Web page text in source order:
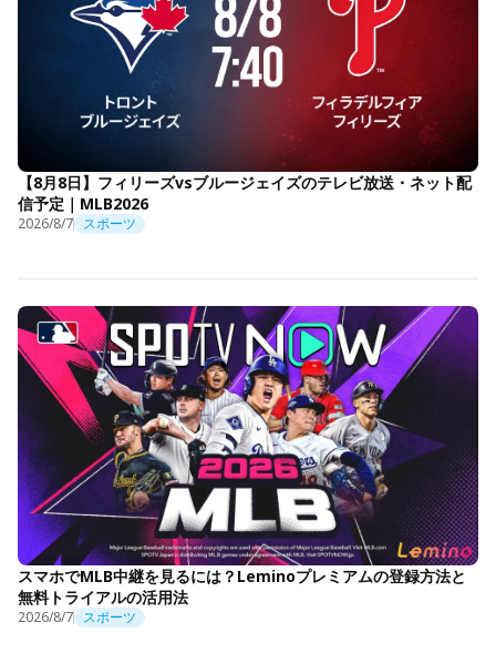
【8月8日】フィリーズvsブルージェイズのテレビ放送・ネット配
信予定｜MLB2026
2026/8/7 スポーツ
スマホでMLB中継を見るには？Leminoプレミアムの登録方法と
無料トライアルの活用法
2026/8/7 スポーツ